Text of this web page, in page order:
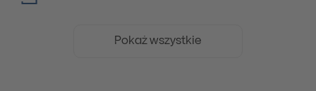
Pokaż wszystkie